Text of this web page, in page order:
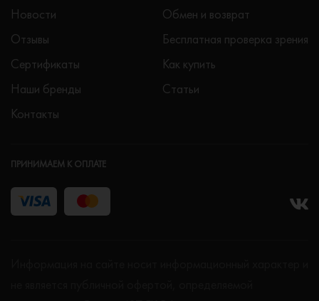
Новости
Отзывы
Сертификаты
Наши бренды
Контакты
Обмен и возврат
Бесплатная проверка зрения
Как купить
Статьи
ПРИНИМАЕМ К ОПЛАТЕ